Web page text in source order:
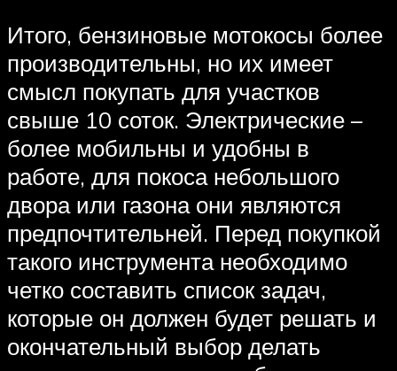
Итого, бензиновые мотокосы более
производительны, но их имеет
смысл покупать для участков
свыше 10 соток. Электрические –
более мобильны и удобны в
работе, для покоса небольшого
двора или газона они являются
предпочтительней. Перед покупкой
такого инструмента необходимо
четко составить список задач,
которые он должен будет решать и
окончательный выбор делать